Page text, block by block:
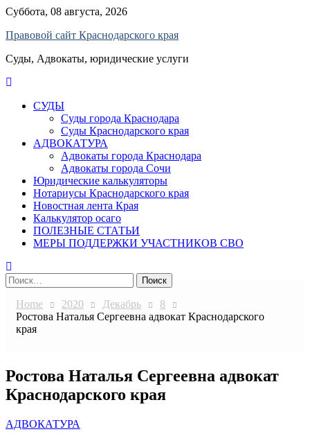
Skip
content
Суббота, 08 августа, 2026
Правовой сайт Краснодарского края
Суды, Адвокаты, юридические услуги
СУДЫ
Суды города Краснодара
Суды Краснодарского края
АДВОКАТУРА
Адвокаты города Краснодара
Адвокаты города Сочи
Юридические калькуляторы
Нотариусы Краснодарского края
Новостная лента Края
Калькулятор осаго
ПОЛЕЗНЫЕ СТАТЬИ
МЕРЫ ПОДДЕРЖКИ УЧАСТНИКОВ СВО
Найти:
Home 2020 Декабрь
8
Ростова Наталья Сергеевна адвокат Краснодарского
края
Ростова Наталья Сергеевна адвокат
Краснодарского края
АДВОКАТУРА